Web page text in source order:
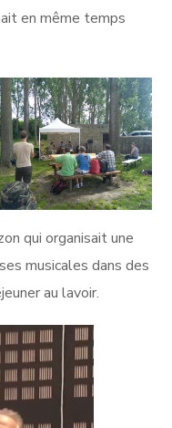
en même temps
qui organisait une
musicales dans des
au lavoir.